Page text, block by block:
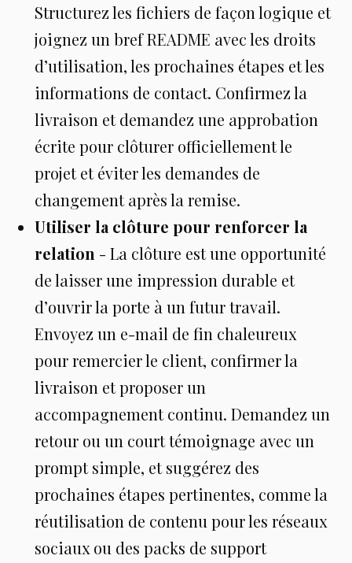
Structurez les fichiers de façon logique et
joignez un bref README avec les droits
d’utilisation, les prochaines étapes et les
informations de contact. Confirmez la
livraison et demandez une approbation
écrite pour clôturer officiellement le
projet et éviter les demandes de
changement après la remise.
Utiliser la clôture pour renforcer la
relation - La clôture est une opportunité
de laisser une impression durable et
d’ouvrir la porte à un futur travail.
Envoyez un e-mail de fin chaleureux
pour remercier le client, confirmer la
livraison et proposer un
accompagnement continu. Demandez un
retour ou un court témoignage avec un
prompt simple, et suggérez des
prochaines étapes pertinentes, comme la
réutilisation de contenu pour les réseaux
sociaux ou des packs de support